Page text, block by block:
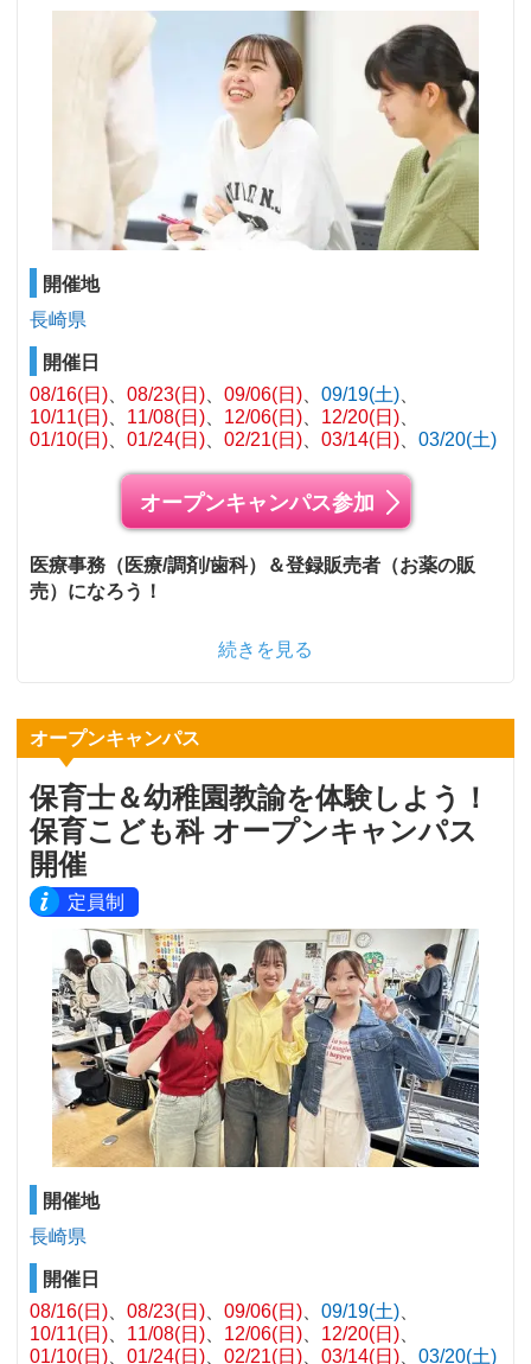
開催地
長崎県
開催日
08/16(日)
08/23(日) 09/06(日)
09/19(土)
10/11(日)
11/08(日) 12/06(日)
12/20(日)
01/10(日)
01/24(日) 02/21(日) 03/14(日) 03/20(土)
オープンキャンパス参加
医療事務（医療/調剤/歯科）＆登録販売者（お薬の販
売）になろう！
続きを見る
オープンキャンパス
保育士＆幼稚園教諭を体験しよう！
保育こども科 オープンキャンパス
開催
定員制
開催地
長崎県
開催日
08/16(日)
08/23(日) 09/06(日)
09/19(土)
10/11(日)
11/08(日) 12/06(日)
12/20(日)
01/10(日)
01/24(日) 02/21(日) 03/14(日) 03/20(土)